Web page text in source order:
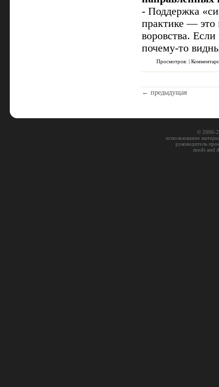
- Поддержка
практике — это
воровства.
почему-то
Просмотров: |
← предыдущая
© 2006-
использование
руководитель
mods and